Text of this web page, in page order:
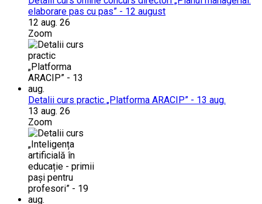
elaborare pas cu pas” - 12 august
12 aug. 26
Zoom
Detalii curs practic „Platforma ARACIP” - 13 aug.
13 aug. 26
Zoom